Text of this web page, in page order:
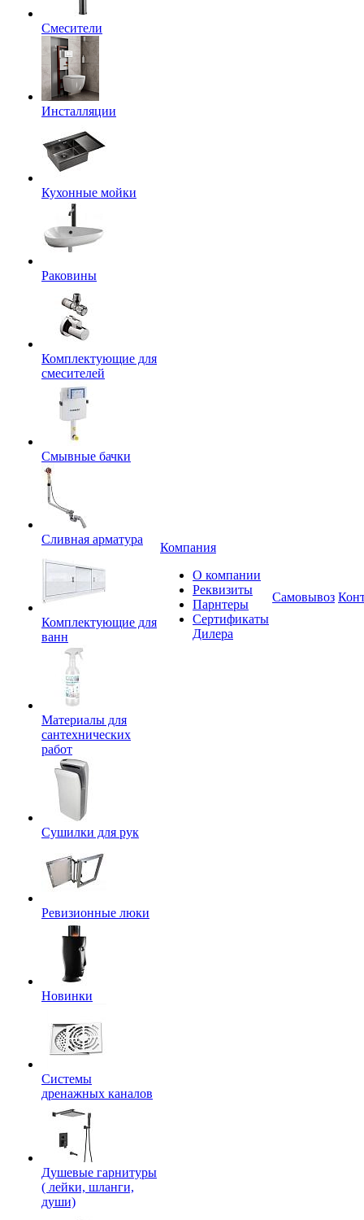
Смесители
Инсталляции
Кухонные мойки
Раковины
Комплектующие для
смесителей
Смывные бачки
Сливная арматура
Комплектующие для
ванн
Материалы для
сантехнических
работ
Сушилки для рук
Ревизионные люки
Новинки
Системы
дренажных каналов
Душевые гарнитуры
( лейки, шланги,
души)
Компания
О компании
Реквизиты
Парнтеры
Сертификаты
Дилера
Самовывоз